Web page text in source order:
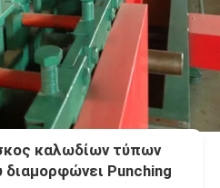
καλωδίων τύπων
Punching